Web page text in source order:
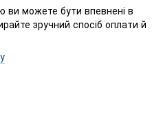
ви можете бути впевнені в
зручний спосіб оплати й